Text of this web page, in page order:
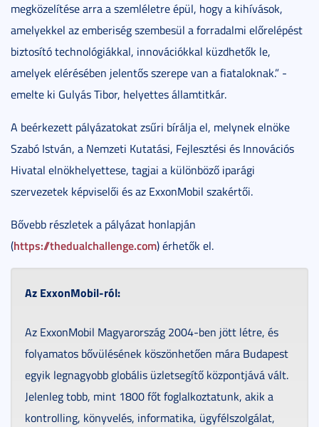
megközelítése arra a szemléletre épül, hogy a kihívások,
amelyekkel az emberiség szembesül a forradalmi előrelépést
biztosító technológiákkal, innovációkkal küzdhetők le,
amelyek elérésében jelentős szerepe van a fiataloknak.” -
emelte ki Gulyás Tibor, helyettes államtitkár.
A beérkezett pályázatokat zsűri bírálja el, melynek elnöke
Szabó István, a Nemzeti Kutatási, Fejlesztési és Innovációs
Hivatal elnökhelyettese, tagjai a különböző iparági
szervezetek képviselői és az ExxonMobil szakértői.
Bővebb részletek a pályázat honlapján
(https://thedualchallenge.com) érhetők el.
Az ExxonMobil-ról:
Az ExxonMobil Magyarország 2004-ben jött létre, és
folyamatos bővülésének köszönhetően mára Budapest
egyik legnagyobb globális üzletsegítő központjává vált.
Jelenleg tobb, mint 1800 főt foglalkoztatunk, akik a
kontrolling, könyvelés, informatika, ügyfélszolgálat,